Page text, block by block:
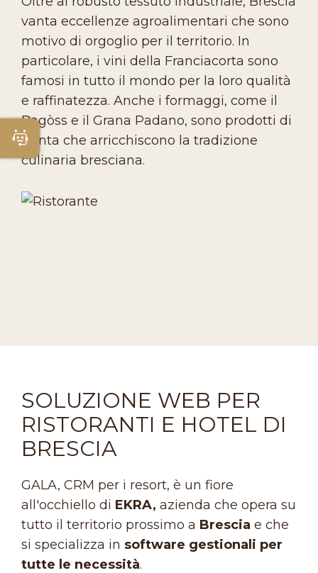
vanta eccellenze agroalimentari che sono
motivo di orgoglio per il territorio. In
particolare, i vini della Franciacorta sono
famosi in tutto il mondo per la loro qualità
e raffinatezza. Anche i formaggi, come il
Bagòss e il Grana Padano, sono prodotti di
punta che arricchiscono la tradizione
culinaria bresciana.
SOLUZIONE WEB PER
RISTORANTI E HOTEL DI
BRESCIA
GALA, CRM per i resort, è un fiore
all'occhiello di EKRA, azienda che opera su
tutto il territorio prossimo a Brescia e che
si specializza in software gestionali per
tutte le necessità.
Apri Chatbot